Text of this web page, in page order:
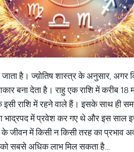
जाता है। ज्य़ोतिष शास्त्र के अनुसार,
बना देता है। राहु एक राशि में करीब
राशि में रहने वाले हैं। इसके साथ ही
भाद्रपद में प्रवेश कर गए थे और इस साल
जीवन में किसी न किसी तरह का प्रभाव
सबसे अधिक लाभ मिल सकता है…